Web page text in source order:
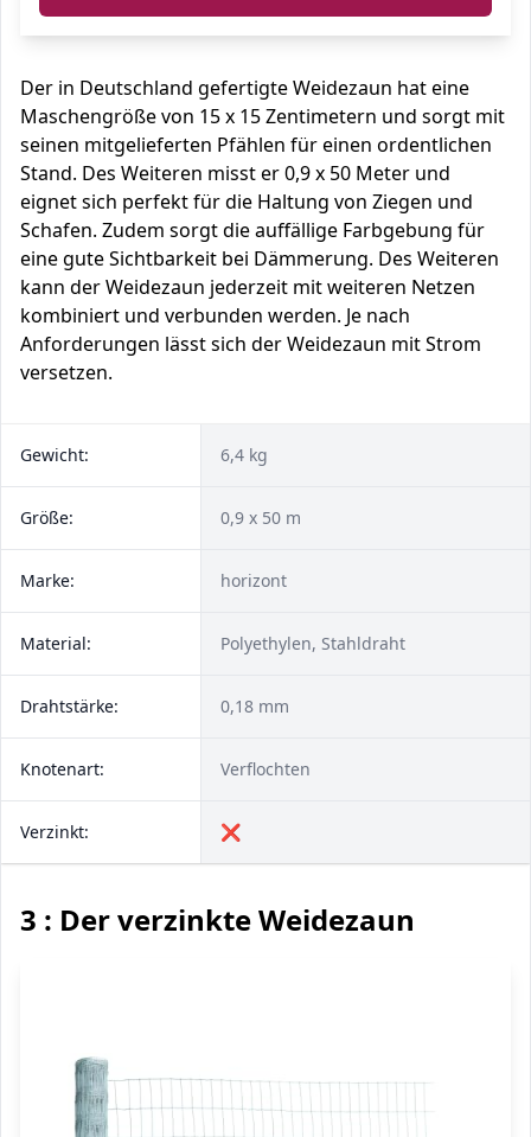
Der in Deutschland gefertigte Weidezaun hat eine
Maschengröße von 15 x 15 Zentimetern und sorgt mit
seinen mitgelieferten Pfählen für einen ordentlichen
Stand. Des Weiteren misst er 0,9 x 50 Meter und
eignet sich perfekt für die Haltung von Ziegen und
Schafen. Zudem sorgt die auffällige Farbgebung für
eine gute Sichtbarkeit bei Dämmerung. Des Weiteren
kann der Weidezaun jederzeit mit weiteren Netzen
kombiniert und verbunden werden. Je nach
Anforderungen lässt sich der Weidezaun mit Strom
versetzen.
Gewicht: 6,4 kg
Größe: 0,9 x 50 m
Marke: horizont
Material: Polyethylen, Stahldraht
Drahtstärke: 0,18 mm
Knotenart: Verflochten
Verzinkt: ❌
3 : Der verzinkte Weidezaun